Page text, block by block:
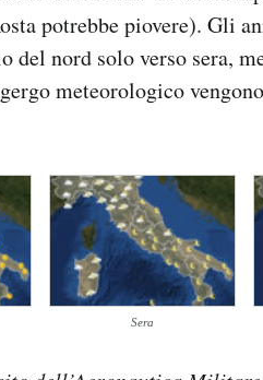
potrebbe piovere). Gli
del nord solo verso sera,
meteorologico
Sera